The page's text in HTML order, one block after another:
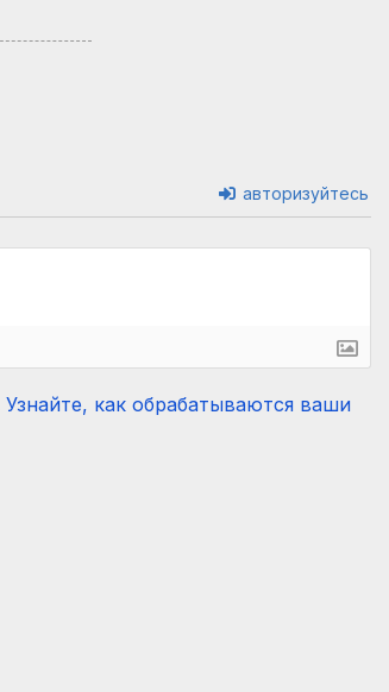
авторизуйтесь
Узнайте, как обрабатываются ваши